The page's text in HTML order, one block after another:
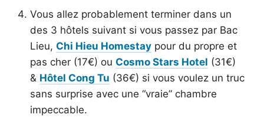
Vous allez probablement terminer dans un
des 3 hôtels suivant si vous passez par Bac
Lieu,Chi Hieu Homestay pour du propre et
pas cher (17€) ouCosmo Stars Hotel (31€)
& Hôtel Cong Tu (36€) si vous voulez un truc
sans surprise avec une “vraie” chambre
impeccable.